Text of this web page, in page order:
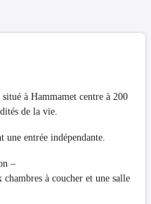
à Hammamet centre à 200
de la vie.
entrée indépendante.
–
à coucher et une salle